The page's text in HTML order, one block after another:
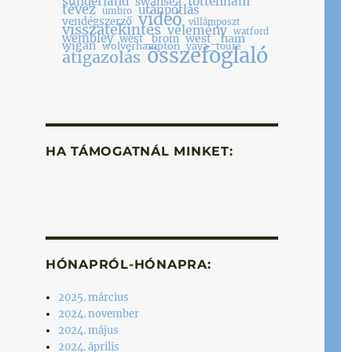
tévez umbro utánpótlás
vendégszerző videó villámposzt
visszatekintés vélemény watford
wembley west_brom west_ham
wigan wolverhampton yaya_touré
átigazolás összefoglaló
HA TÁMOGATNÁL MINKET:
HÓNAPRÓL-HÓNAPRA:
2025. március
2024. november
2024. május
2024. április